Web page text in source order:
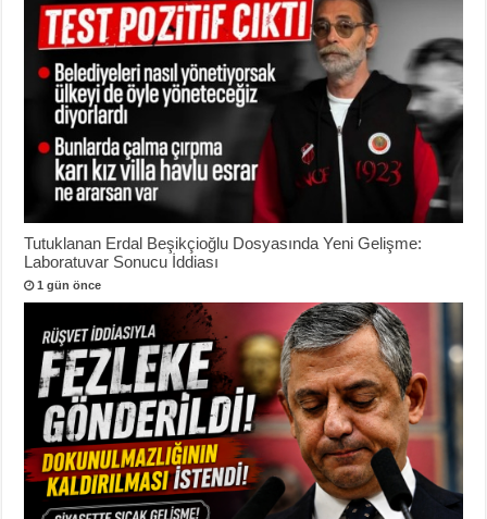
Tutuklanan Erdal Beşikçioğlu Dosyasında Yeni Gelişme:
Laboratuvar Sonucu İddiası
1 gün önce